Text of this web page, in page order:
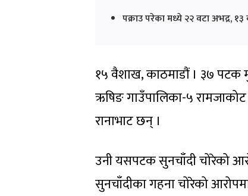
पक्राउ परेका मध्ये २२ वटा अभद्र,
१५ वैशाख, काठमाडौं । ३७ पटक
ऋषिङ गाउँपालिका-५
रानाभाट छन् ।
उनी यसपटक सुनचाँदी चोरेको
सुनचाँदीका गहना चोरेको